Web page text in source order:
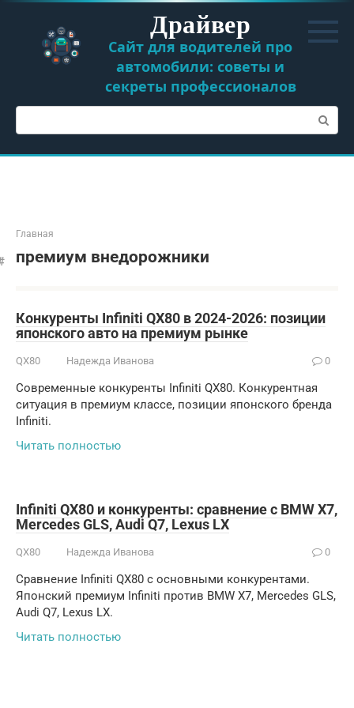
Перейти
контенту
Драйвер
Сайт для водителей про
автомобили: советы и
секреты профессионалов
Поиск:
Главная
премиум внедорожники
Конкуренты Infiniti QX80 в 2024-2026: позиции
японского авто на премиум рынке
QX80 Надежда Иванова 0
Современные конкуренты Infiniti QX80. Конкурентная
ситуация в премиум классе, позиции японского бренда
Infiniti.
Читать полностью
Infiniti QX80 и конкуренты: сравнение с BMW X7,
Mercedes GLS, Audi Q7, Lexus LX
QX80 Надежда Иванова 0
Сравнение Infiniti QX80 с основными конкурентами.
Японский премиум Infiniti против BMW X7, Mercedes GLS,
Audi Q7, Lexus LX.
Читать полностью